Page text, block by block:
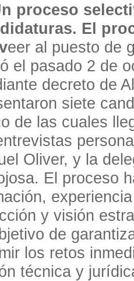
proceso
El
eer al puesto de
el pasado 2 de
decreto de
siete
de las cuales
Oliver, y la
El proceso
y visión
de
los retos
técnica y